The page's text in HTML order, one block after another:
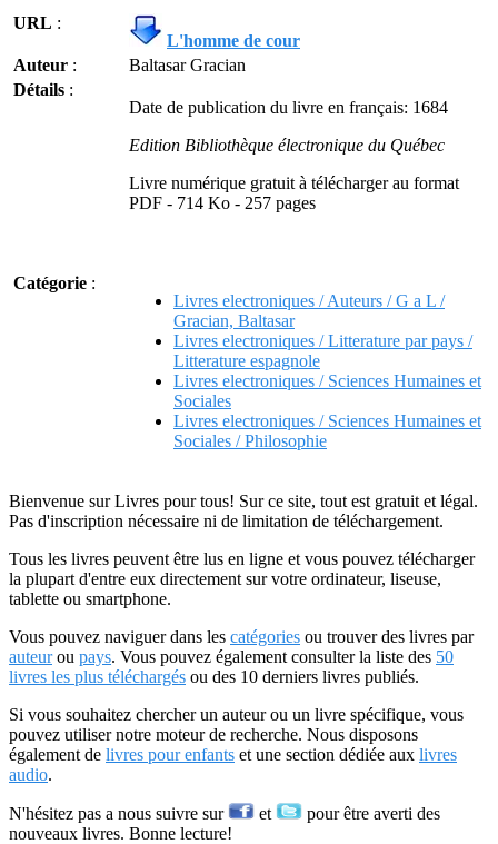
URL :
L'homme de cour
Auteur :
Baltasar Gracian
Détails :
Date de publication du livre en français: 1684
Edition Bibliothèque électronique du Québec
Livre numérique gratuit à télécharger au format
PDF - 714 Ko - 257 pages
Catégorie :
Livres electroniques / Auteurs / G a L /
Gracian, Baltasar
Livres electroniques / Litterature par pays /
Litterature espagnole
Livres electroniques / Sciences Humaines et
Sociales
Livres electroniques / Sciences Humaines et
Sociales / Philosophie
Bienvenue sur Livres pour tous! Sur ce site, tout est gratuit et légal.
Pas d'inscription nécessaire ni de limitation de téléchargement.
Tous les livres peuvent être lus en ligne et vous pouvez télécharger
la plupart d'entre eux directement sur votre ordinateur, liseuse,
tablette ou smartphone.
Vous pouvez naviguer dans les catégories ou trouver des livres par
auteurou pays. Vous pouvez également consulter la liste des 50
livres les plus téléchargés ou des 10 derniers livres publiés.
Si vous souhaitez chercher un auteur ou un livre spécifique, vous
pouvez utiliser notre moteur de recherche. Nous disposons
également de livres pour enfants et une section dédiée aux livres
audio.
N'hésitez pas a nous suivre sur et
pour être averti des
nouveaux livres. Bonne lecture!